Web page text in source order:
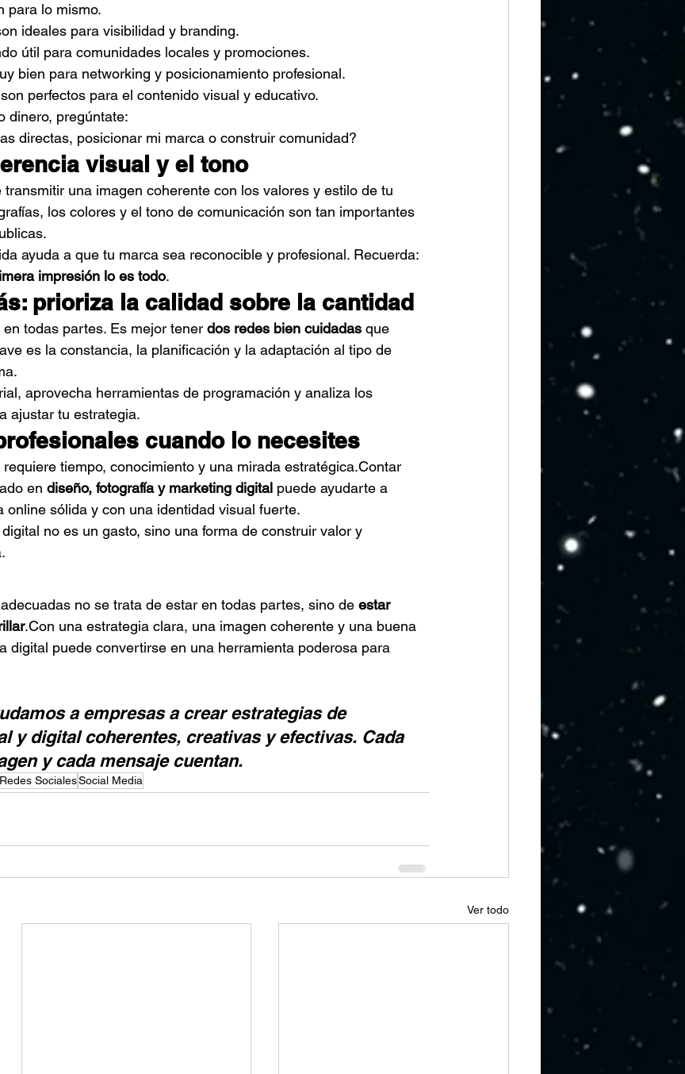
para lo mismo.
ideales para visibilidad y branding.
útil para comunidades locales y promociones.
bien para networking y posicionamiento profesional.
son perfectos para el contenido visual y educativo.
dinero, pregúntate:
directas, posicionar mi marca o construir comunidad?
visual y el tono
una imagen coherente con los valores y estilo de tu
los colores y el tono de comunicación son tan importantes
ayuda a que tu marca sea reconocible y profesional. Recuerda:
impresión lo es todo.
prioriza la calidad sobre la cantidad
todas partes. Es mejor tener dos redes bien cuidadas que
es la constancia, la planificación y la adaptación al tipo de
aprovecha herramientas de programación y analiza los
ajustar tu estrategia.
cuando lo necesites
tiempo, conocimiento y una mirada estratégica.Contar
en diseño, fotografía y marketing digital puede ayudarte a
online sólida y con una identidad visual fuerte.
no es un gasto, sino una forma de construir valor y
no se trata de estar en todas partes, sino de estar
.Con una estrategia clara, una imagen coherente y una buena
digital puede convertirse en una herramienta poderosa para
a empresas a crear estrategias de
y digital coherentes, creativas y efectivas. Cada
y cada mensaje cuentan.
Redes SocialesSocial Media
Ver todo